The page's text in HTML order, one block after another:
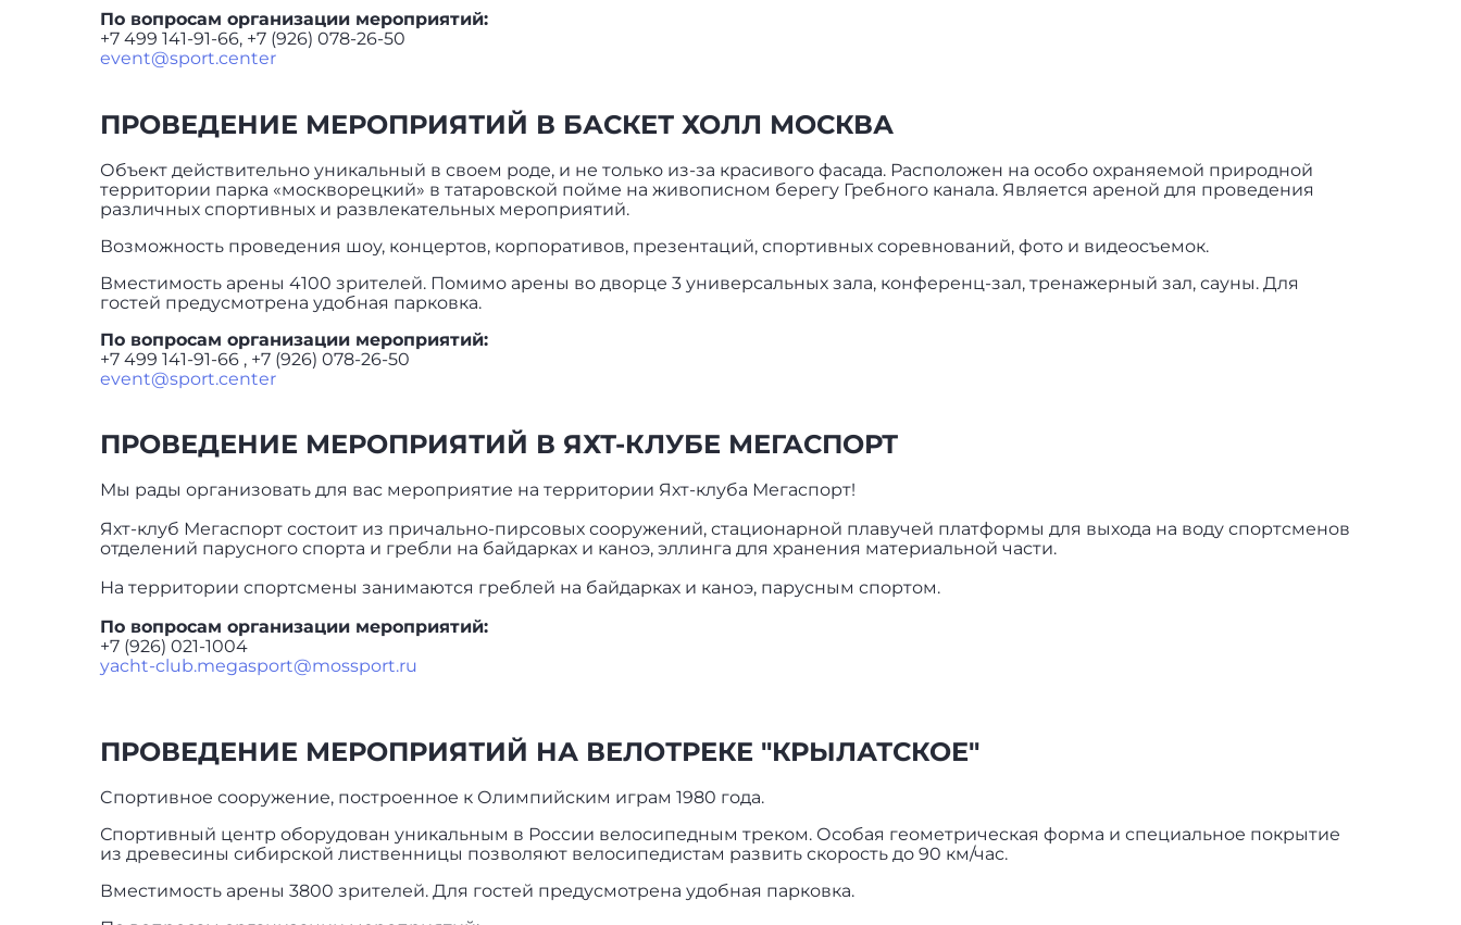
По вопросам организации мероприятий:
+7 499 141-91-66, +7 (926) 078-26-50
event@sport.center
ПРОВЕДЕНИЕ МЕРОПРИЯТИЙ В БАСКЕТ ХОЛЛ МОСКВА
Объект действительно уникальный в своем роде, и не только из-за красивого фасада. Расположен на особо охраняемой природной
территории парка «москворецкий» в татаровской пойме на живописном берегу Гребного канала. Является ареной для проведения
различных спортивных и развлекательных мероприятий.
Возможность проведения шоу, концертов, корпоративов, презентаций, спортивных соревнований, фото и видеосъемок.
Вместимость арены 4100 зрителей. Помимо арены во дворце 3 универсальных зала, конференц-зал, тренажерный зал, сауны. Для
гостей предусмотрена удобная парковка.
По вопросам организации мероприятий:
+7 499 141-91-66 , +7 (926) 078-26-50
event@sport.center
ПРОВЕДЕНИЕ МЕРОПРИЯТИЙ В ЯХТ-КЛУБЕ МЕГАСПОРТ
Мы рады организовать для вас мероприятие на территории Яхт-клуба Мегаспорт!
Яхт-клуб Мегаспорт состоит из причально-пирсовых сооружений, стационарной плавучей платформы для выхода на воду спортсменов
отделений парусного спорта и гребли на байдарках и каноэ, эллинга для хранения материальной части.
На территории спортсмены занимаются греблей на байдарках и каноэ, парусным спортом.
По вопросам организации мероприятий:
+7 (926) 021-1004
yacht-club.megasport@mossport.ru
ПРОВЕДЕНИЕ МЕРОПРИЯТИЙ НА ВЕЛОТРЕКЕ "КРЫЛАТСКОЕ"
Cпортивное сооружение, построенное к Олимпийским играм 1980 года.
Спортивный центр оборудован уникальным в России велосипедным треком. Особая геометрическая форма и специальное покрытие
из древесины сибирской лиственницы позволяют велосипедистам развить скорость до 90 км/час.
Вместимость арены 3800 зрителей. Для гостей предусмотрена удобная парковка.